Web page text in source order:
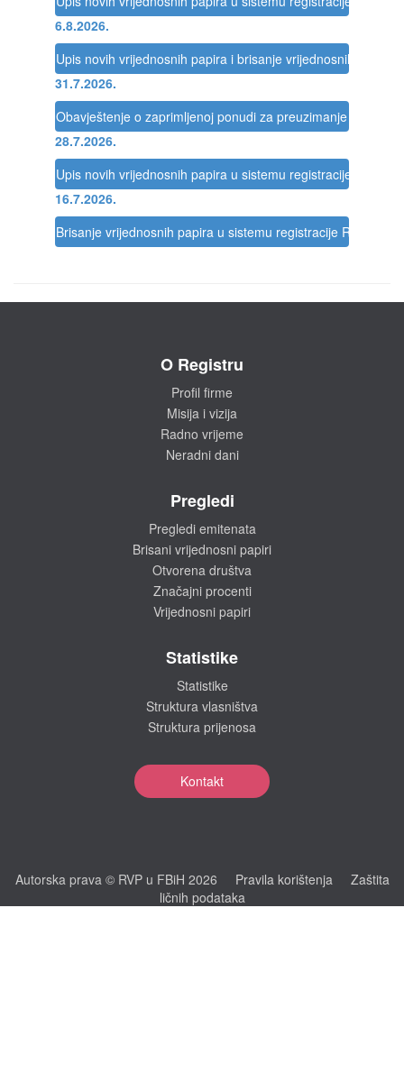
6.8.2026.
Upis novih vrijednosnih papira i brisanje vrijednosnih papira
31.7.2026.
Obavještenje o zaprimljenoj ponudi za preuzimanje društva
28.7.2026.
Upis novih vrijednosnih papira u sistemu registracije Registra
16.7.2026.
Brisanje vrijednosnih papira u sistemu registracije Registra
O Registru
Profil firme
Misija i vizija
Radno vrijeme
Neradni dani
Pregledi
Pregledi emitenata
Brisani vrijednosni papiri
Otvorena društva
Značajni procenti
Vrijednosni papiri
Statistike
Statistike
Struktura vlasništva
Struktura prijenosa
Kontakt
Autorska prava © RVP u FBiH 2026 Pravila korištenja
Zaštita
ličnih podataka